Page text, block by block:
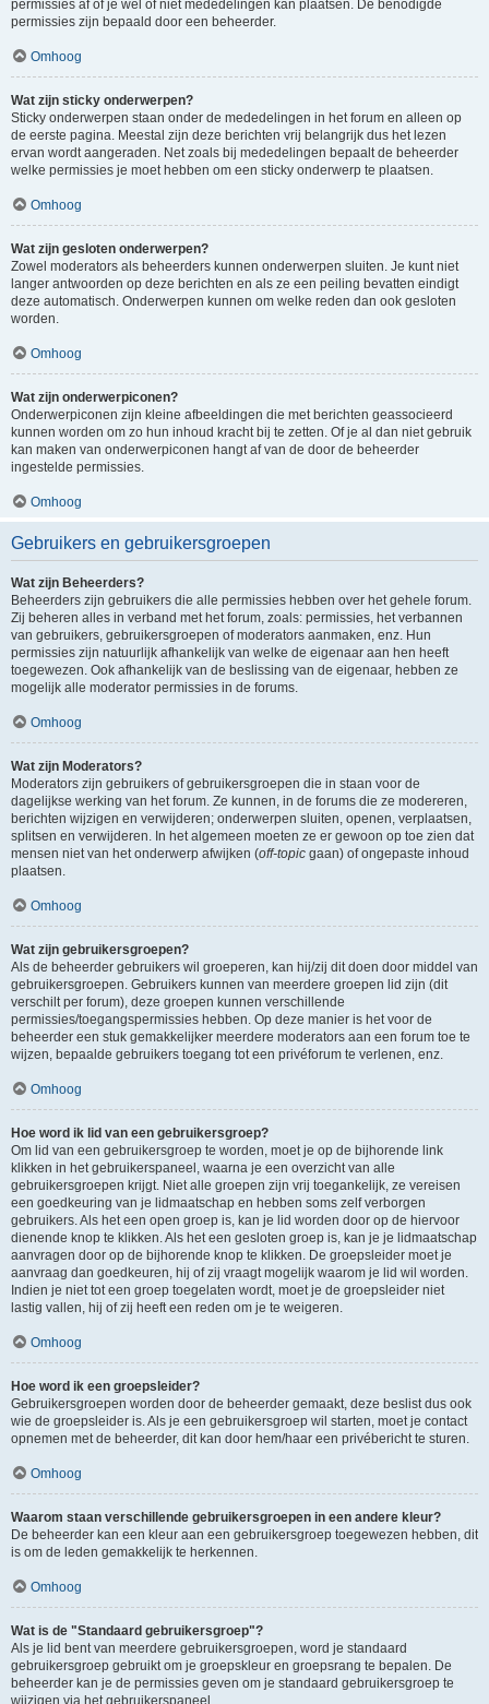
permissies af of je wel of niet mededelingen kan plaatsen. De benodigde
permissies zijn bepaald door een beheerder.
Omhoog
Wat zijn sticky onderwerpen?
Sticky onderwerpen staan onder de mededelingen in het forum en alleen op
de eerste pagina. Meestal zijn deze berichten vrij belangrijk dus het lezen
ervan wordt aangeraden. Net zoals bij mededelingen bepaalt de beheerder
welke permissies je moet hebben om een sticky onderwerp te plaatsen.
Omhoog
Wat zijn gesloten onderwerpen?
Zowel moderators als beheerders kunnen onderwerpen sluiten. Je kunt niet
langer antwoorden op deze berichten en als ze een peiling bevatten eindigt
deze automatisch. Onderwerpen kunnen om welke reden dan ook gesloten
worden.
Omhoog
Wat zijn onderwerpiconen?
Onderwerpiconen zijn kleine afbeeldingen die met berichten geassocieerd
kunnen worden om zo hun inhoud kracht bij te zetten. Of je al dan niet gebruik
kan maken van onderwerpiconen hangt af van de door de beheerder
ingestelde permissies.
Omhoog
Gebruikers en gebruikersgroepen
Wat zijn Beheerders?
Beheerders zijn gebruikers die alle permissies hebben over het gehele forum.
Zij beheren alles in verband met het forum, zoals: permissies, het verbannen
van gebruikers, gebruikersgroepen of moderators aanmaken, enz. Hun
permissies zijn natuurlijk afhankelijk van welke de eigenaar aan hen heeft
toegewezen. Ook afhankelijk van de beslissing van de eigenaar, hebben ze
mogelijk alle moderator permissies in de forums.
Omhoog
Wat zijn Moderators?
Moderators zijn gebruikers of gebruikersgroepen die in staan voor de
dagelijkse werking van het forum. Ze kunnen, in de forums die ze modereren,
berichten wijzigen en verwijderen; onderwerpen sluiten, openen, verplaatsen,
splitsen en verwijderen. In het algemeen moeten ze er gewoon op toe zien dat
mensen niet van het onderwerp afwijken (off-topic gaan) of ongepaste inhoud
plaatsen.
Omhoog
Wat zijn gebruikersgroepen?
Als de beheerder gebruikers wil groeperen, kan hij/zij dit doen door middel van
gebruikersgroepen. Gebruikers kunnen van meerdere groepen lid zijn (dit
verschilt per forum), deze groepen kunnen verschillende
permissies/toegangspermissies hebben. Op deze manier is het voor de
beheerder een stuk gemakkelijker meerdere moderators aan een forum toe te
wijzen, bepaalde gebruikers toegang tot een privéforum te verlenen, enz.
Omhoog
Hoe word ik lid van een gebruikersgroep?
Om lid van een gebruikersgroep te worden, moet je op de bijhorende link
klikken in het gebruikerspaneel, waarna je een overzicht van alle
gebruikersgroepen krijgt. Niet alle groepen zijn vrij toegankelijk, ze vereisen
een goedkeuring van je lidmaatschap en hebben soms zelf verborgen
gebruikers. Als het een open groep is, kan je lid worden door op de hiervoor
dienende knop te klikken. Als het een gesloten groep is, kan je je lidmaatschap
aanvragen door op de bijhorende knop te klikken. De groepsleider moet je
aanvraag dan goedkeuren, hij of zij vraagt mogelijk waarom je lid wil worden.
Indien je niet tot een groep toegelaten wordt, moet je de groepsleider niet
lastig vallen, hij of zij heeft een reden om je te weigeren.
Omhoog
Hoe word ik een groepsleider?
Gebruikersgroepen worden door de beheerder gemaakt, deze beslist dus ook
wie de groepsleider is. Als je een gebruikersgroep wil starten, moet je contact
opnemen met de beheerder, dit kan door hem/haar een privébericht te sturen.
Omhoog
Waarom staan verschillende gebruikersgroepen in een andere kleur?
De beheerder kan een kleur aan een gebruikersgroep toegewezen hebben, dit
is om de leden gemakkelijk te herkennen.
Omhoog
Wat is de "Standaard gebruikersgroep"?
Als je lid bent van meerdere gebruikersgroepen, word je standaard
gebruikersgroep gebruikt om je groepskleur en groepsrang te bepalen. De
beheerder kan je de permissies geven om je standaard gebruikersgroep te
wijzigen via het gebruikerspaneel.